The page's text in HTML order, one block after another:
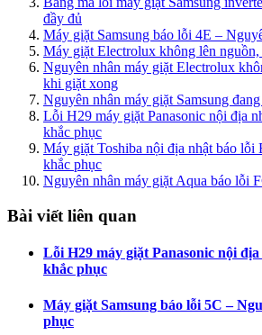
đầy đủ
Máy giặt Samsung báo lỗi 4E –
Máy giặt Electrolux không lên
Nguyên nhân máy giặt Electrolux
khi giặt xong
Nguyên nhân máy giặt Samsung
Lỗi H29 máy giặt Panasonic nội địa
khắc phục
Máy giặt Toshiba nội địa nhật báo lỗi
khắc phục
Nguyên nhân máy giặt Aqua báo lỗi
Bài viết liên quan
Lỗi H29 máy giặt Panasonic nội
khắc phục
Máy giặt Samsung báo lỗi 5C –
phục